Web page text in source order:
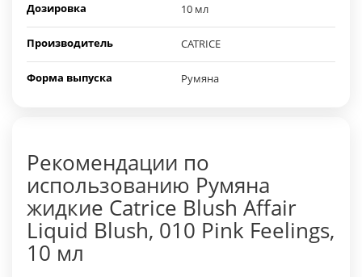
Дозировка 10 мл
Производитель CATRICE
Форма выпуска Румяна
Рекомендации по
использованию Румяна
жидкие Catrice Blush Affair
Liquid Blush, 010 Pink Feelings,
10 мл